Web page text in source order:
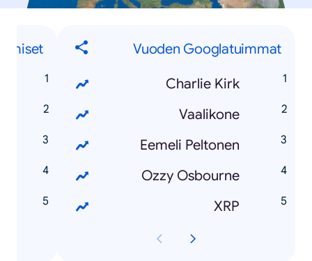
Vuoden Googlatuimmat
Charlie Kirk
Vaalikone
Eemeli Peltonen
Ozzy Osbourne
XRP